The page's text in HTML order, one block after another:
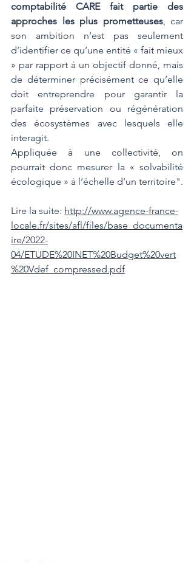
comptabilité CARE fait partie des
approches les plus prometteuses, car
son ambition n’est pas seulement
d’identifier ce qu’une entité « fait mieux
» par rapport à un objectif donné, mais
de déterminer précisément ce qu’elle
doit entreprendre pour garantir la
parfaite préservation ou régénération
des écosystèmes avec lesquels elle
interagit.
Appliquée à une collectivité, on
pourrait donc mesurer la « solvabilité
Lire la suite: http://www.agence-france-
locale.fr/sites/afl/files/base_documenta
ire/2022-
04/ETUDE%20INET%20Budget%20vert
%20Vdef_compressed.pdf